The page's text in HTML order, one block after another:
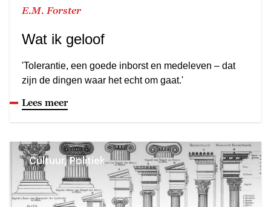
E.M. Forster
Wat ik geloof
'Tolerantie, een goede inborst en medeleven – dat
zijn de dingen waar het echt om gaat.'
Lees meer
Cultuur, Politiek